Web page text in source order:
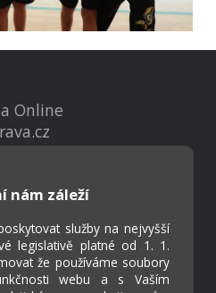
nám záleží
služby na nejvyšší
legislativě platné od 1. 1.
že používáme soubory
webu a s Vaším
Online
prohlídka